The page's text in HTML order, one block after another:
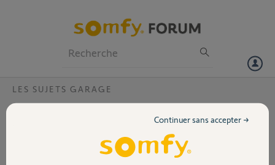
Volet
LES SUJETS GARAGE
telecommande multifonction et axroll rts
Je suis équipé d'un pack alarme protexiom 550 GSM avec une
Continuer sans accepter →